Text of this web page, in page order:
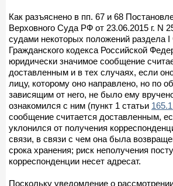
Как разъяснено в пп. 67 и 68
Верховного Суда РФ от 23.06.2015 г. N
судами некоторых положений раздела I
Гражданского кодекса Российской
юридически значимое сообщение
доставленным и в тех случаях, если
лицу, которому оно направлено, но по
зависящим от него, не было ему
ознакомился с ним (пункт 1 статьи
сообщение считается доставленным,
уклонился от получения
связи, в связи с чем она была
срока хранения; риск неполучения
корреспонденции несет адресат.
Поскольку уведомление о